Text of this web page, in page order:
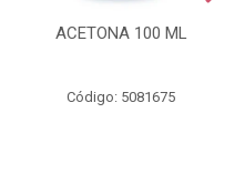
ACETONA 100 ML
Código: 5081675